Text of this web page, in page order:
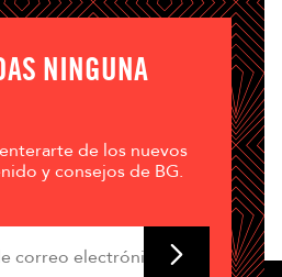
NINGUNA
de los nuevos
y consejos de BG.